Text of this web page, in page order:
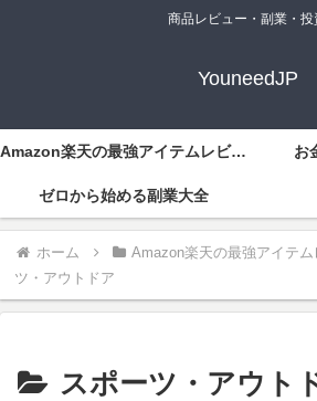
商品レビュー・副業・投
YouneedJP
Amazon楽天の最強アイテムレビュー お
ゼロから始める副業大全
ホーム Amazon楽天の最強アイテム
ツ・アウトドア
スポーツ・アウト